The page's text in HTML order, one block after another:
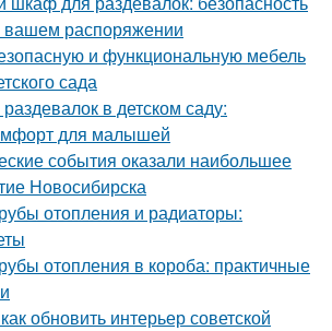
вашем распоряжении
и функциональную мебель
сада
в детском саду:
для малышей
события оказали наибольшее
Новосибирска
отопления и радиаторы:
отопления в короба: практичные
обновить интерьер советской